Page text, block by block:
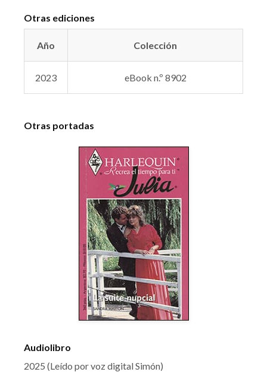
Otras ediciones
Año Colección
2023 eBook n.º 8902
Otras portadas
Audiolibro
2025 (Leído por voz digital Simón)